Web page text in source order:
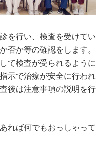
を行い、検査を受けてい
否か等の確認をします。
て検査が受られるように
示で治療が安全に行われ
後は注意事項の説明を行
れば何でもおっしゃって